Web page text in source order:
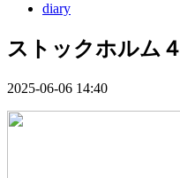
diary
ストックホルム４
2025-06-06 14:40